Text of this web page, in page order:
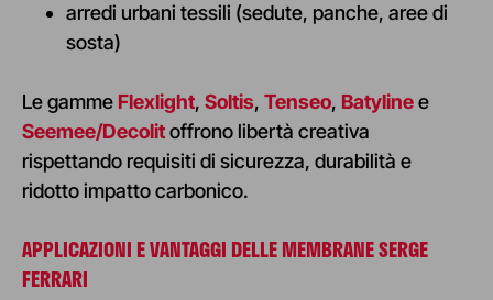
arredi urbani tessili (sedute, panche, aree di
sosta)
Le gamme Flexlight, Soltis, Tenseo, Batylinee
Seemee/Decolitoffrono libertà creativa
rispettando requisiti di sicurezza, durabilità e
ridotto impatto carbonico.
APPLICAZIONI E VANTAGGI DELLE MEMBRANESERGE
FERRARI